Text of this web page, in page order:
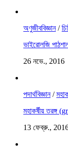
অণুজীববিজ্ঞান/
ভাইরোলজি
26 নভে., 2016
পদার্থবিজ্ঞান/
মহাকর্ষীয় তরঙ্গ
13 ফেব্রু.,